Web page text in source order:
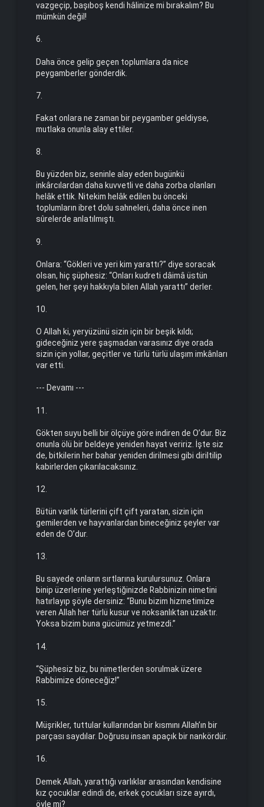
vazgeçip, başıboş kendi hâlinize mi bırakalım? Bu
mümkün değil!
6.
Daha önce gelip geçen toplumlara da nice
peygamberler gönderdik.
7.
Fakat onlara ne zaman bir peygamber geldiyse,
mutlaka onunla alay ettiler.
8.
Bu yüzden biz, seninle alay eden bugünkü
inkârcılardan daha kuvvetli ve daha zorba olanları
helâk ettik. Nitekim helâk edilen bu önceki
toplumların ibret dolu sahneleri, daha önce inen
sûrelerde anlatılmıştı.
9.
Onlara: “Gökleri ve yeri kim yarattı?” diye soracak
olsan, hiç şüphesiz: “Onları kudreti dâimâ üstün
gelen, her şeyi hakkıyla bilen Allah yarattı” derler.
10.
O Allah ki, yeryüzünü sizin için bir beşik kıldı;
gideceğiniz yere şaşmadan varasınız diye orada
sizin için yollar, geçitler ve türlü türlü ulaşım imkânları
var etti.
--- Devamı ---
11.
Gökten suyu belli bir ölçüye göre indiren de O’dur. Biz
onunla ölü bir beldeye yeniden hayat veririz. İşte siz
de, bitkilerin her bahar yeniden dirilmesi gibi diriltilip
kabirlerden çıkarılacaksınız.
12.
Bütün varlık türlerini çift çift yaratan, sizin için
gemilerden ve hayvanlardan bineceğiniz şeyler var
eden de O’dur.
13.
Bu sayede onların sırtlarına kurulursunuz. Onlara
binip üzerlerine yerleştiğinizde Rabbinizin nimetini
hatırlayıp şöyle dersiniz: “Bunu bizim hizmetimize
veren Allah her türlü kusur ve noksanlıktan uzaktır.
Yoksa bizim buna gücümüz yetmezdi.”
14.
“Şüphesiz biz, bu nimetlerden sorulmak üzere
Rabbimize döneceğiz!”
15.
Müşrikler, tuttular kullarından bir kısmını Allah’ın bir
parçası saydılar. Doğrusu insan apaçık bir nankördür.
16.
Demek Allah, yarattığı varlıklar arasından kendisine
kız çocuklar edindi de, erkek çocukları size ayırdı,
öyle mi?